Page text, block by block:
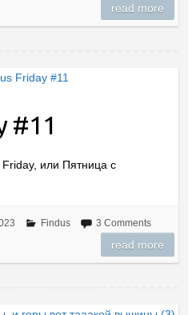
read more
#11
или Пятница с
Findus 3 Comments
read more